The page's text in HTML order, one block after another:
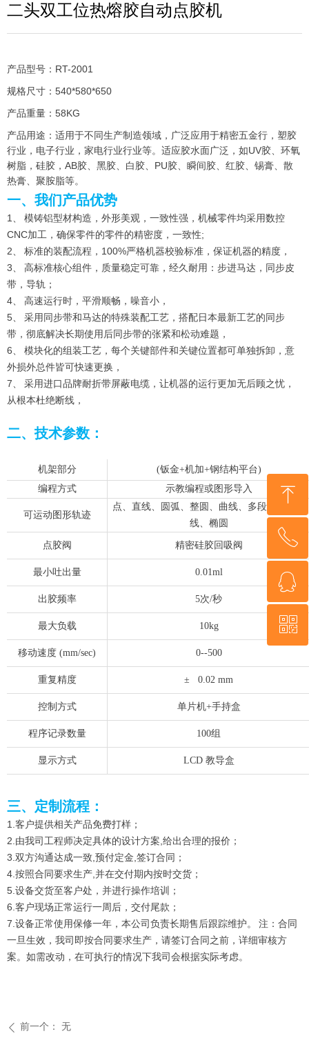
二头双工位热熔胶自动点胶机
产品型号：RT-2001
规格尺寸：540*580*650
产品重量：58KG
产品用途：适用于不同生产制造领域，广泛应用于精密五金行，塑胶
行业，电子行业，家电行业行业等。适应胶水面广泛，如UV胶、环氧
树脂，硅胶，AB胶、黑胶、白胶、PU胶、瞬间胶、红胶、锡膏、散
热膏、聚胺脂等。
一、我们产品优势
1、 模铸铝型材构造，外形美观，一致性强，机械零件均采用数控
CNC加工，确保零件的零件的精密度，一致性;
2、 标准的装配流程，100%严格机器校验标准，保证机器的精度，
3、 高标准核心组件，质量稳定可靠，经久耐用：步进马达，同步皮
带，导轨；
4、 高速运行时，平滑顺畅，噪音小，
5、 采用同步带和马达的特殊装配工艺，搭配日本最新工艺的同步
带，彻底解决长期使用后同步带的张紧和松动难题，
6、 模块化的组装工艺，每个关键部件和关键位置都可单独拆卸，意
外损外总件皆可快速更换，
7、 采用进口品牌耐折带屏蔽电缆，让机器的运行更加无后顾之忧，
从根本杜绝断线，
二、技术参数：
机架部分
(钣金+机加+钢结构平台)
编程方式
示教编程或图形导入
可运动图形轨迹
点、直线、圆弧、整圆、曲线、多段线、螺旋
线、椭圆
点胶阀 精密硅胶回吸阀
最小吐出量 0.01ml
出胶频率 5次/秒
最大负载 10kg
移动速度 (mm/sec) 0--500
重复精度 ± 0.02 mm
控制方式 单片机+手持盒
程序记录数量 100组
显示方式 LCD 教导盒
三、定制流程：
1.客户提供相关产品免费打样；
2.由我司工程师决定具体的设计方案,给出合理的报价；
3.双方沟通达成一致,预付定金,签订合同；
4.按照合同要求生产,并在交付期内按时交货；
5.设备交货至客户处，并进行操作培训；
6.客户现场正常运行一周后，交付尾款；
7.设备正常使用保修一年，本公司负责长期售后跟踪维护。 注：合同
一旦生效，我司即按合同要求生产，请签订合同之前，详细审核方
案。如需改动，在可执行的情况下我司会根据实际考虑。
ꄴ 前一个： 无
ꁸ
回到顶部
ꂅ
13360482989
ꁗ
QQ客服
ꀥ
微信二维码